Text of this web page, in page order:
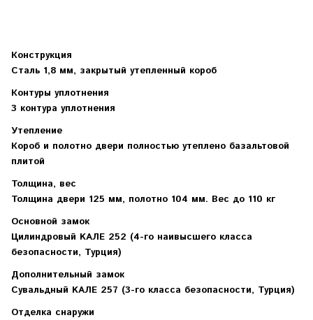
Конструкция
Сталь 1,8 мм, закрытый утепленный короб
Контуры уплотнения
3 контура уплотнения
Утепление
Короб и полотно двери полностью утеплено базальтовой
плитой
Толщина, вес
Толщина двери 125 мм, полотно 104 мм. Вес до 110 кг
Основной замок
Цилиндровый KАЛЕ 252 (4-го наивысшего класса
безопасности, Турция)
Дополнительный замок
Сувальдный KAЛЕ 257 (3-го класса безопасности, Турция)
Отделка снаружи